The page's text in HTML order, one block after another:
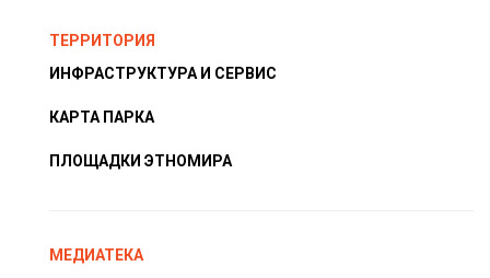
ТЕРРИТОРИЯ
ИНФРАСТРУКТУРА И СЕРВИС
КАРТА ПАРКА
ПЛОЩАДКИ ЭТНОМИРА
МЕДИАТЕКА